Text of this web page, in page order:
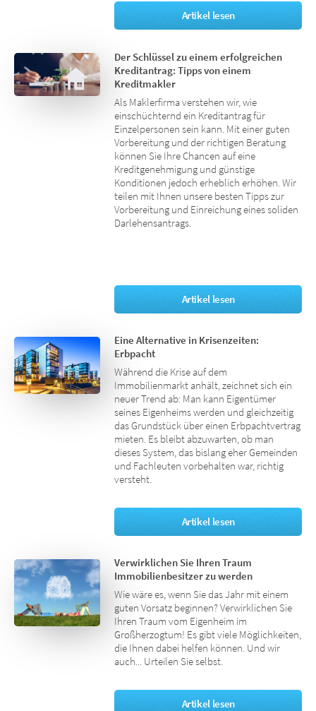
Artikel lesen
Der Schlüssel zu einem erfolgreichen
Kreditantrag: Tipps von einem
Kreditmakler
Als Maklerfirma verstehen wir, wie
einschüchternd ein Kreditantrag für
Einzelpersonen sein kann. Mit einer guten
Vorbereitung und der richtigen Beratung
können Sie Ihre Chancen auf eine
Kreditgenehmigung und günstige
Konditionen jedoch erheblich erhöhen. Wir
teilen mit Ihnen unsere besten Tipps zur
Vorbereitung und Einreichung eines soliden
Darlehensantrags.
Artikel lesen
Eine Alternative in Krisenzeiten:
Erbpacht
Während die Krise auf dem
Immobilienmarkt anhält, zeichnet sich ein
neuer Trend ab: Man kann Eigentümer
seines Eigenheims werden und gleichzeitig
das Grundstück über einen Erbpachtvertrag
mieten. Es bleibt abzuwarten, ob man
dieses System, das bislang eher Gemeinden
und Fachleuten vorbehalten war, richtig
versteht.
Artikel lesen
Verwirklichen Sie Ihren Traum
Immobilienbesitzer zu werden
Wie wäre es, wenn Sie das Jahr mit einem
guten Vorsatz beginnen? Verwirklichen Sie
Ihren Traum vom Eigenheim im
Großherzogtum! Es gibt viele Möglichkeiten,
die Ihnen dabei helfen können. Und wir
auch... Urteilen Sie selbst.
Artikel lesen